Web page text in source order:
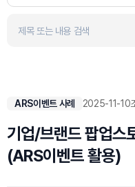
ARS이벤트 사례 2025-11-10
기업/브랜드 팝업스
(ARS이벤트 활용)